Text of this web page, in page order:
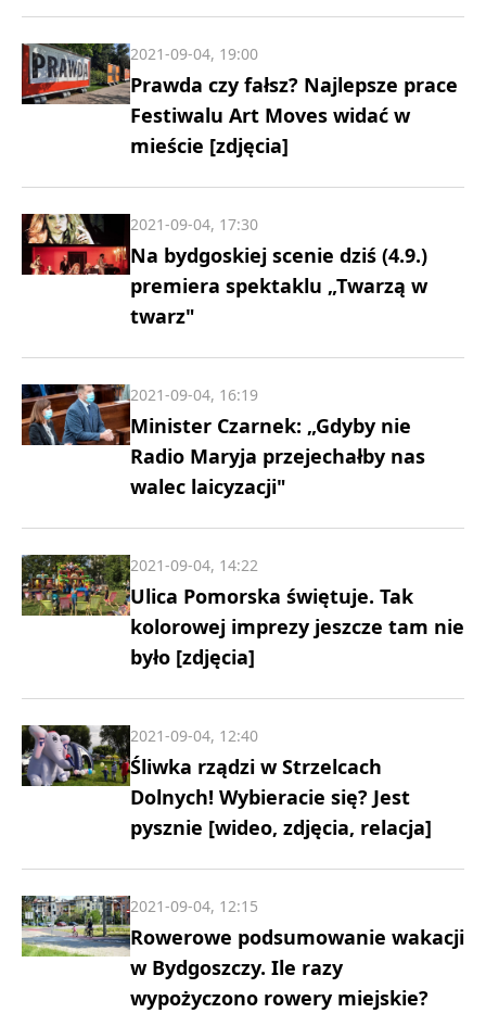
Prawda czy fałsz? Najlepsze prace
Festiwalu Art Moves widać w
mieście [zdjęcia]
2021-09-04, 19:00
Na bydgoskiej scenie dziś (4.9.)
premiera spektaklu „Twarzą w
twarz"
2021-09-04, 17:30
Minister Czarnek: „Gdyby nie
Radio Maryja przejechałby nas
walec laicyzacji"
2021-09-04, 16:19
Ulica Pomorska świętuje. Tak
kolorowej imprezy jeszcze tam nie
było [zdjęcia]
2021-09-04, 14:22
Śliwka rządzi w Strzelcach
Dolnych! Wybieracie się? Jest
pysznie [wideo, zdjęcia, relacja]
2021-09-04, 12:40
Rowerowe podsumowanie wakacji
w Bydgoszczy. Ile razy
wypożyczono rowery miejskie?
2021-09-04, 12:15